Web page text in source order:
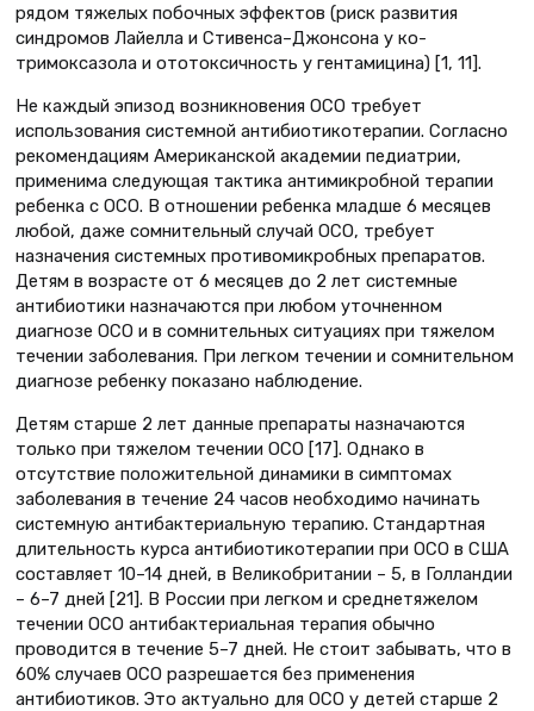
рядом тяжелых побочных эффектов (риск развития
синдромов Лайелла и Стивенса–Джонсона у ко-
тримоксазола и ототоксичность у гентамицина) [1, 11].
Не каждый эпизод возникновения ОСО требует
использования системной антибиотикотерапии. Согласно
рекомендациям Американской академии педиатрии,
применима следующая тактика антимикробной терапии
ребенка с ОСО. В отношении ребенка младше 6 месяцев
любой, даже сомнительный случай ОСО, требует
назначения системных противомикробных препаратов.
Детям в возрасте от 6 месяцев до 2 лет системные
антибиотики назначаются при любом уточненном
диагнозе ОСО и в сомнительных ситуациях при тяжелом
течении заболевания. При легком течении и сомнительном
диагнозе ребенку показано наблюдение.
Детям старше 2 лет данные препараты назначаются
только при тяжелом течении ОСО [17]. Однако в
отсутствие положительной динамики в симптомах
заболевания в течение 24 часов необходимо начинать
системную антибактериальную терапию. Стандартная
длительность курса антибиотикотерапии при ОСО в США
составляет 10–14 дней, в Великобритании – 5, в Голландии
– 6–7 дней [21]. В России при легком и среднетяжелом
течении ОСО антибактериальная терапия обычно
проводится в течение 5–7 дней. Не стоит забывать, что в
60% случаев ОСО разрешается без применения
антибиотиков. Это актуально для ОСО у детей старше 2